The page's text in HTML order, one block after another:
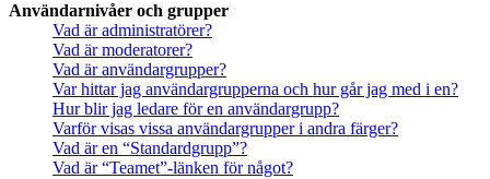
Användarnivåer och grupper
Vad är administratörer?
Vad är moderatorer?
Vad är användargrupper?
Var hittar jag användargrupperna och hur går jag med i en?
Hur blir jag ledare för en användargrupp?
Varför visas vissa användargrupper i andra färger?
Vad är en “Standardgrupp”?
Vad är “Teamet”-länken för något?